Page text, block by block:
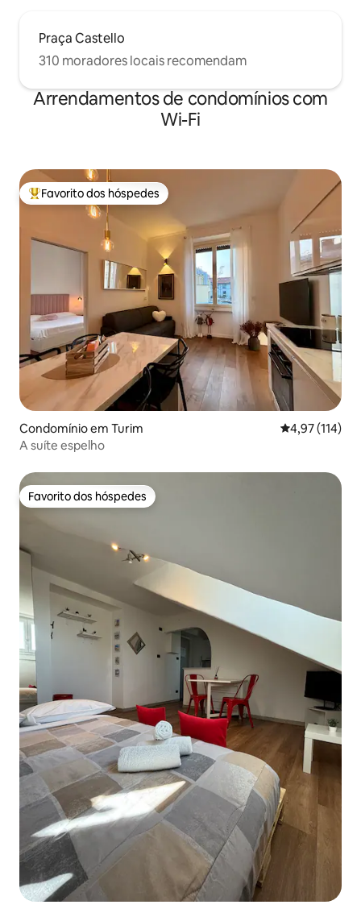
Praça Castello
310 moradores locais recomendam
Arrendamentos de condomínios com
Wi-Fi
Favoritos dos hóspedes mais apreciados
Favorito dos hóspedes
Condomínio em Turim Classificação
4,97 (114)
A suíte espelho
Favorito dos hóspedes
Favorito dos hóspedes